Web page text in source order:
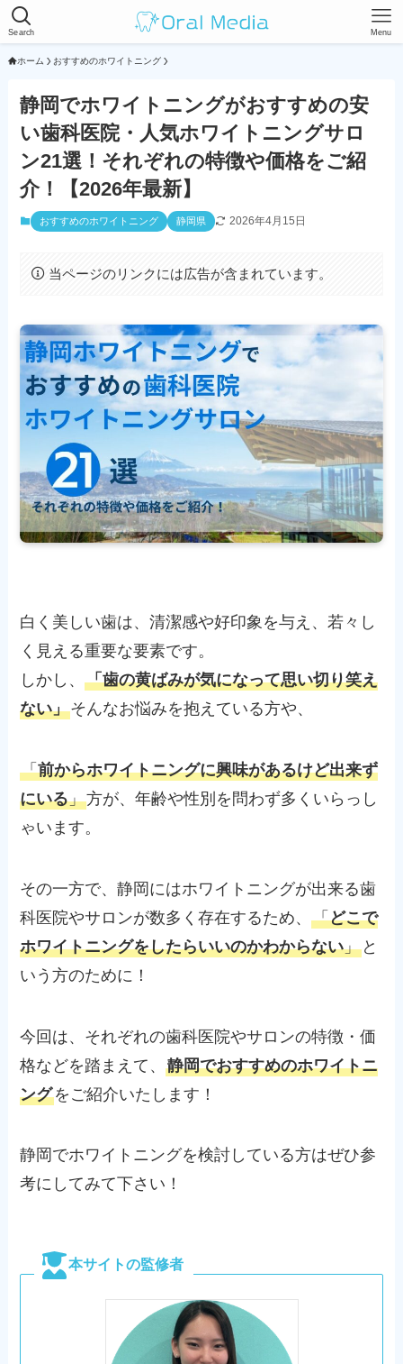
Search Menu
ホーム おすすめのホワイトニング
静岡でホワイトニングがおすすめの安
い歯科医院・人気ホワイトニングサロ
ン21選！それぞれの特徴や価格をご紹
介！【2026年最新】
おすすめのホワイトニング 静岡県 2026年4月15日
当ページのリンクには広告が含まれています。
白く美しい歯は、清潔感や好印象を与え、若々し
く見える重要な要素です。
しかし、「歯の黄ばみが気になって思い切り笑え
ない」そんなお悩みを抱えている方や、
「前からホワイトニングに興味があるけど出来ず
にいる」方が、年齢や性別を問わず多くいらっし
ゃいます。
その一方で、静岡にはホワイトニングが出来る歯
科医院やサロンが数多く存在するため、「どこで
ホワイトニングをしたらいいのかわからない」 と
いう方のために！
今回は、それぞれの歯科医院やサロンの特徴・価
格などを踏まえて、静岡でおすすめのホワイトニ
ングをご紹介いたします！
静岡でホワイトニングを検討している方はぜひ参
考にしてみて下さい！
本サイトの監修者